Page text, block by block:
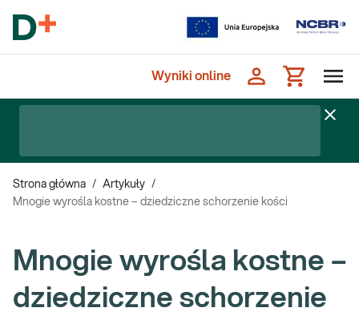
Wyniki online
Strona główna / Artykuły /
Mnogie wyrośla kostne – dziedziczne schorzenie kości
Mnogie wyrośla kostne –
dziedziczne schorzenie